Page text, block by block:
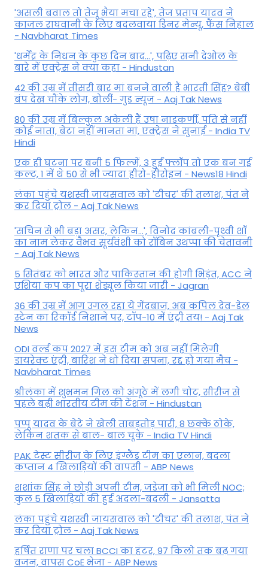
'असली बवाल तो तेजू भैया मचा रहे', तेज प्रताप यादव ने
काजल राघवानी के लिए बदलवाया डिनर मेन्यू, फैंस न‍िहाल
- Navbharat Times
'धर्मेंद्र के निधन के कुछ दिन बाद...', पढ़िए सनी देओल के
बारे में एक्ट्रेस ने क्या कहा - Hindustan
42 की उम्र में तीसरी बार मां बनने वाली हैं भारती सिंह? बेबी
बंप देख चौंके लोग, बोलीं- गुड न्यूज - Aaj Tak News
80 की उम्र में बिल्कुल अकेली हैं उषा नाडकर्णी, पति से नहीं
कोई नाता, बेटा नहीं मानता मां, एक्ट्रेस ने सुनाई - India TV
Hindi
एक ही घटना पर बनी 5 फिल्में, 3 हुईं फ्लॉप तो एक बन गई
कल्ट, 1 में थे 50 से भी ज्यादा हीरो-हीरोइन - News18 Hindi
लंका पहुंचे यशस्वी जायसवाल को 'टीचर' की तलाश, पंत ने
कर द‍िया ट्रोल - Aaj Tak News
'सचिन से भी बड़ा असर, लेकिन...', व‍िनोद कांबली-पृथ्वी शॉ
का नाम लेकर वैभव सूर्यवंशी को रॉबिन उथप्पा की चेतावनी
- Aaj Tak News
5 सितंबर को भारत और पाकिस्‍तान की होगी भिड़ंत, ACC ने
एशिया कप का पूरा शेड्यूल किया जारी - Jagran
36 की उम्र में आग उगल रहा ये गेंदबाज, अब कपिल देव-डेल
स्टेन का रिकॉर्ड निशाने पर, टॉप-10 में एंट्री तय! - Aaj Tak
News
ODI वर्ल्ड कप 2027 में इस टीम को अब नहीं मिलेगी
डायरेक्ट एंट्री, बारिश ने धो दिया सपना, रद्द हो गया मैच -
Navbharat Times
श्रीलंका में शुभमन गिल को अंगूठे में लगी चोट, सीरीज से
पहले बढ़ी भारतीय टीम की टेंशन - Hindustan
पप्पू यादव के बेटे ने खेली ताबड़तोड़ पारी, 8 छक्के ठोके,
लेकिन शतक से बाल- बाल चूके - India TV Hindi
PAK टेस्ट सीरीज के लिए इंग्लैंड टीम का एलान, बदला
कप्तान 4 खिलाड़ियों की वापसी - ABP News
शशांक सिंह ने छोड़ी अपनी टीम, जडेजा को भी मिली NOC;
कुल 5 खिलाड़ियों की हुई अदला-बदली - Jansatta
लंका पहुंचे यशस्वी जायसवाल को 'टीचर' की तलाश, पंत ने
कर द‍िया ट्रोल - Aaj Tak News
हर्षित राणा पर चला BCCI का हंटर, 97 किलो तक बढ़ गया
वजन, वापस CoE भेजा - ABP News